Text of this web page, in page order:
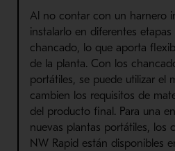
Al no contar con un harnero
instalarlo en diferentes
chancado, lo que aporta
de la planta. Con los
portátiles, se puede utilizar el
cambien los requisitos de
del producto final. Para una
nuevas plantas portátiles, los
NW Rapid están disponibles